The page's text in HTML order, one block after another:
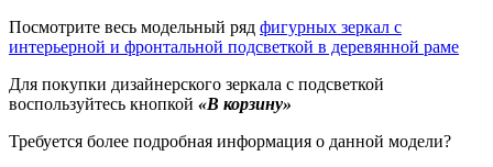
Посмотрите весь модельный ряд фигурных зеркал с
интерьерной и фронтальной подсветкой в деревянной раме
Для покупки дизайнерского зеркала с подсветкой
воспользуйтесь кнопкой «В корзину»
Требуется более подробная информация о данной модели?